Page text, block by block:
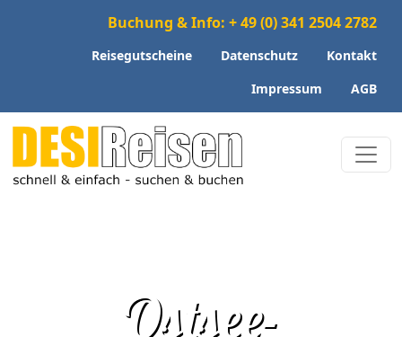
Buchung & Info: + 49 (0) 341 2504 2782
Reisegutscheine Datenschutz
Kontakt
Impressum
AGB
Ostsee-